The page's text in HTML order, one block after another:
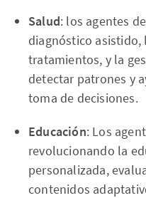
Salud: los agentes
diagnóstico asistido,
tratamientos, y la
detectar patrones y
toma de decisiones.
Educación: Los
revolucionando la
personalizada,
contenidos